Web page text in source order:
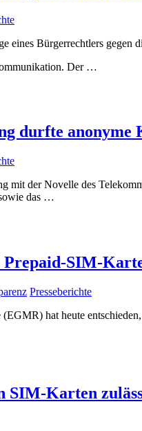
eines Bürgerrechtlers
Der …
durfte anonyme
mit der Novelle des
das …
Prepaid-SIM-
Presseberichte
hat heute
Karten